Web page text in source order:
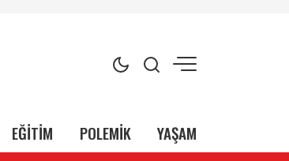
EĞİTİM POLEMİK YAŞAM